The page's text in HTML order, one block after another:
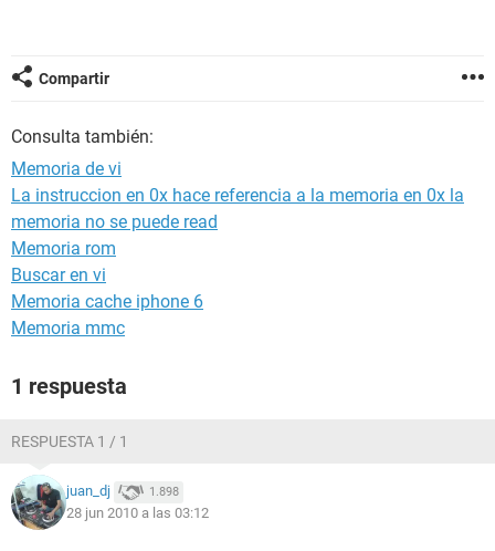
Compartir
Consulta también:
Memoria de vi
La instruccion en 0x hace referencia a la memoria en 0x la
memoria no se puede read
Memoria rom
Buscar en vi
Memoria cache iphone 6
Memoria mmc
1 respuesta
RESPUESTA 1 / 1
juan_dj 1.898
28 jun 2010 a las 03:12